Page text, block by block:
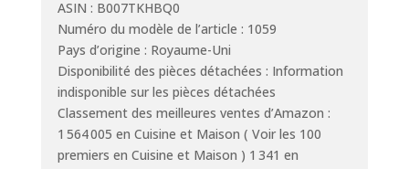
ASIN : B007TKHBQ0
Numéro du modèle de l’article : 1059
Pays d’origine : Royaume-Uni
Disponibilité des pièces détachées : Information
indisponible sur les pièces détachées
Classement des meilleures ventes d’Amazon :
1 564 005 en Cuisine et Maison ( Voir les 100
premiers en Cuisine et Maison ) 1 341 en